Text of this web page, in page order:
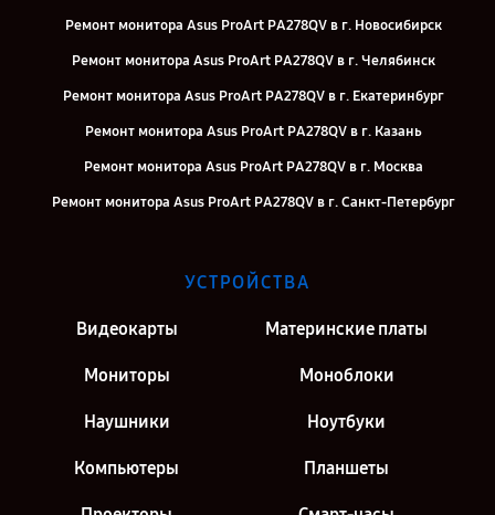
Ремонт монитора Asus ProArt PA278QV в г. Новосибирск
Ремонт монитора Asus ProArt PA278QV в г. Челябинск
Ремонт монитора Asus ProArt PA278QV в г. Екатеринбург
Ремонт монитора Asus ProArt PA278QV в г. Казань
Ремонт монитора Asus ProArt PA278QV в г. Москва
Ремонт монитора Asus ProArt PA278QV в г. Санкт-Петербург
УСТРОЙСТВА
Видеокарты Материнские платы
Мониторы Моноблоки
Наушники Ноутбуки
Компьютеры Планшеты